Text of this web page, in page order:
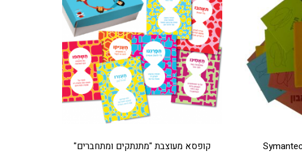
קופסא מעוצבת "מתנתקים ומתחברים"